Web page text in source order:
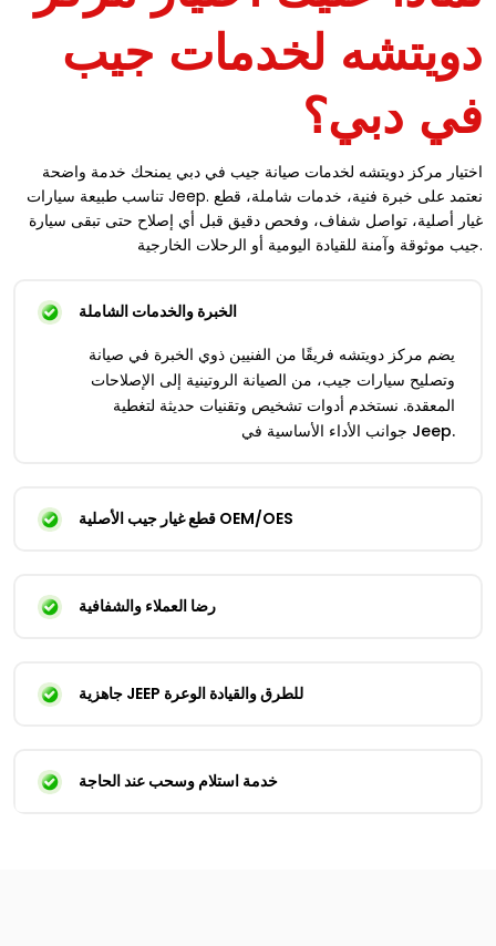
دويتشه لخدمات جيب
في دبي؟
اختيار مركز دويتشه لخدمات صيانة جيب في دبي يمنحك خدمة واضحة
تناسب طبيعة سيارات Jeep. نعتمد على خبرة فنية، خدمات شاملة، قطع
غيار أصلية، تواصل شفاف، وفحص دقيق قبل أي إصلاح حتى تبقى سيارة
جيب موثوقة وآمنة للقيادة اليومية أو الرحلات الخارجية.
الخبرة والخدمات الشاملة
يضم مركز دويتشه فريقًا من الفنيين ذوي الخبرة في صيانة
وتصليح سيارات جيب، من الصيانة الروتينية إلى الإصلاحات
المعقدة. نستخدم أدوات تشخيص وتقنيات حديثة لتغطية
جوانب الأداء الأساسية في Jeep.
قطع غيار جيب الأصلية OEM/OES
رضا العملاء والشفافية
جاهزية JEEP للطرق والقيادة الوعرة
خدمة استلام وسحب عند الحاجة